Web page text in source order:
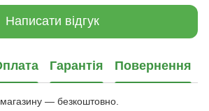
Написати відгук
Гарантія Повернення
— безкоштовно.